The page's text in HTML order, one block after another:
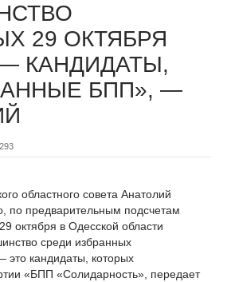
29 ОКТЯБРЯ
КАНДИДАТЫ,
БПП», —
областного совета Анатолий
по предварительным подсчетам
октября в Одесской области
среди избранных
кандидаты, которых
«БПП «Солидарность», передает